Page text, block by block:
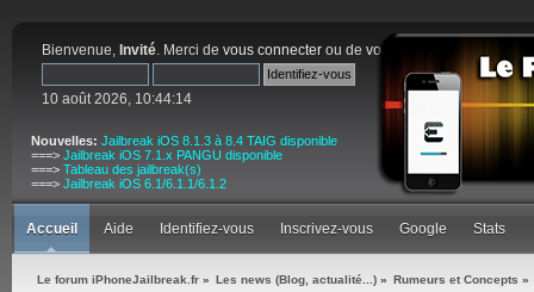
Bienvenue, Invité. Merci de vous connecter ou de vous inscrire
10 août 2026, 10:44:14
Nouvelles: Jailbreak iOS 8.1.3 à 8.4 TAIG disponible
===> Jailbreak iOS 7.1.x PANGU disponible
===> Tableau des jailbreak(s)
===> Jailbreak iOS 6.1/6.1.1/6.1.2
Accueil Aide Identifiez-vous Inscrivez-vous Google Stats
Le forum iPhoneJailbreak.fr » Les news (Blog, actualité...) » Rumeurs et Concepts »